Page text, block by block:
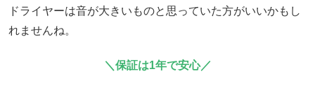
ドライヤーは音が大きいものと思っていた方がいいかもし
れませんね。
＼保証は1年で安心／